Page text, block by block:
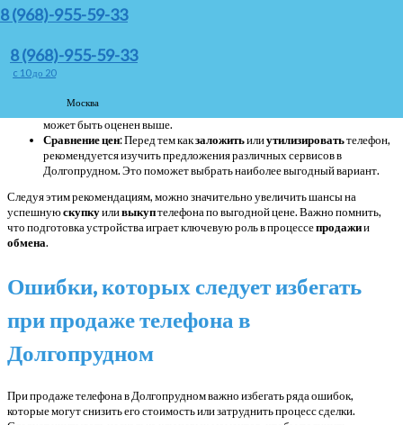
8 (968)-955-59-33
8 (968)-955-59-33
c 10 до 20
Москва
исправно. Проверьте экран, кнопки, камеры и другие функции. Если
Комплектация : Для успешного
предоставить полный комплект: зарядное устройство, наушники,
коробку и документы. Это повысит стоимость телефона.
Телефон с ухоженным внешним видом вызывает больше доверия и
может быть оценен выше.
Сравнение цен: Перед тем какзаложитьилиутилизироватьтелефон,
рекомендуется изучить предложения различных сервисов в
Долгопрудном. Это поможет выбрать наиболее выгодный вариант.
Следуя этим рекомендациям, можно значительно увеличить шансы на
успешнуюскупкуиливыкуптелефона по выгодной цене. Важно помнить,
что подготовка устройства играет ключевую роль в процессепродажии
обмена.
Ошибки, которых следует избегать
при продаже телефона в
Долгопрудном
При продаже телефона в Долгопрудном важно избегать ряда ошибок,
которые могут снизить его стоимость или затруднить процесс сделки.